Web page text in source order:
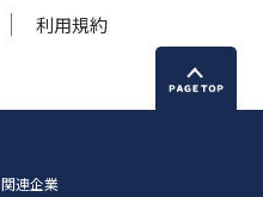
利用規約
関連企業